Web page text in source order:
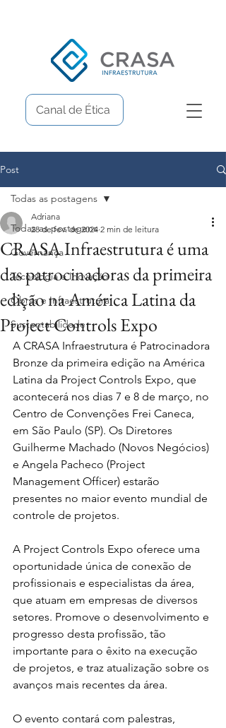
Canal de Ética
Post
Todas as postagens
Governança
Tecnologia e Inovação
Obras e Infraestrutura
Sustentabilidade
Todas as postagens
CRASA Infraestrutura é uma
das patrocinadoras da primeira
edição na América Latina da
Project Controls Expo
Adriana
28 de fev. de 2024 2 min de leitura
A CRASA Infraestrutura é Patrocinadora
Bronze da primeira edição na América
Latina da Project Controls Expo, que
acontecerá nos dias 7 e 8 de março, no
Centro de Convenções Frei Caneca,
em São Paulo (SP). Os Diretores
Guilherme Machado (Novos Negócios)
e Angela Pacheco (Project
Management Officer) estarão
presentes no maior evento mundial de
controle de projetos.
A Project Controls Expo oferece uma
oportunidade única de conexão de
profissionais e especialistas da área,
que atuam em empresas de diversos
setores. Promove o desenvolvimento e
progresso desta profissão, tão
importante para o êxito na execução
de projetos, e traz atualização sobre os
avanços mais recentes da área.
O evento contará com palestras,